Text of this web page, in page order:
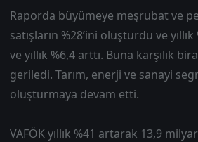
Raporda büyümeye meşrubat ve
satışların %28’ini oluşturdu ve
ve yıllık %6,4 arttı. Buna karşılık
geriledi. Tarım, enerji ve sanayi
oluşturmaya devam etti.
VAFÖK yıllık %41 artarak 13,9